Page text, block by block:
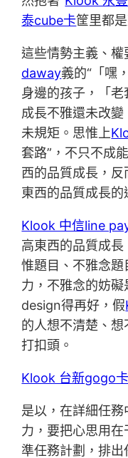
泰cube卡筐里都
這些情勢主義、權
daway義的“「嘿
身邊的孩子，「老
成長不雅還未改變
未規矩。思惟上
套路”，不只不成
西的品質成長，反
東西的品質成長的
Klook 中信line
高東西的品質成
惟題目、不雅念
力，不雅念的妨
design得再好，假
的人想不清楚、
打扣頭。
Klook 台新gogo卡
是以，在詳細任
力，要把心思用
準任務計劃，排